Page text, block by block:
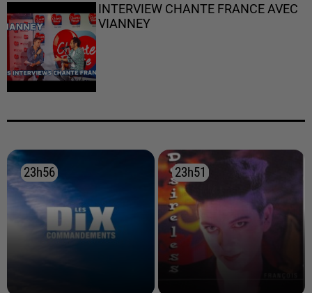
INTERVIEW CHANTE FRANCE AVEC
VIANNEY
23h56
23h56 23h51
23h51